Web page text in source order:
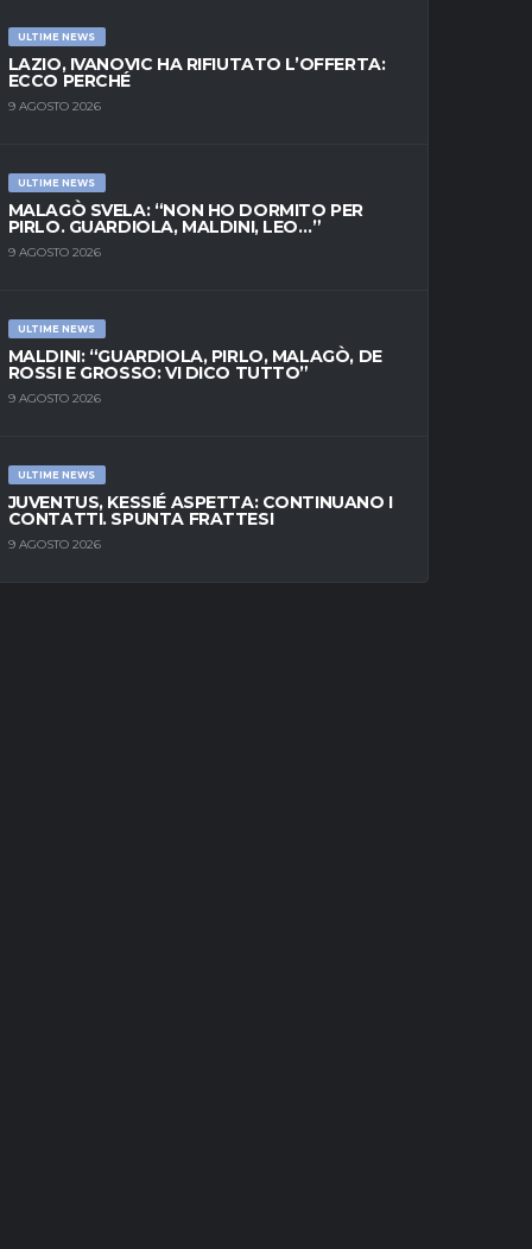
ULTIME NEWS
LAZIO, IVANOVIC HA RIFIUTATO L’OFFERTA:
ECCO PERCHÉ
9 AGOSTO 2026
ULTIME NEWS
MALAGÒ SVELA: “NON HO DORMITO PER
PIRLO. GUARDIOLA, MALDINI, LEO…”
9 AGOSTO 2026
ULTIME NEWS
MALDINI: “GUARDIOLA, PIRLO, MALAGÒ, DE
ROSSI E GROSSO: VI DICO TUTTO”
9 AGOSTO 2026
ULTIME NEWS
JUVENTUS, KESSIÉ ASPETTA: CONTINUANO I
CONTATTI. SPUNTA FRATTESI
9 AGOSTO 2026